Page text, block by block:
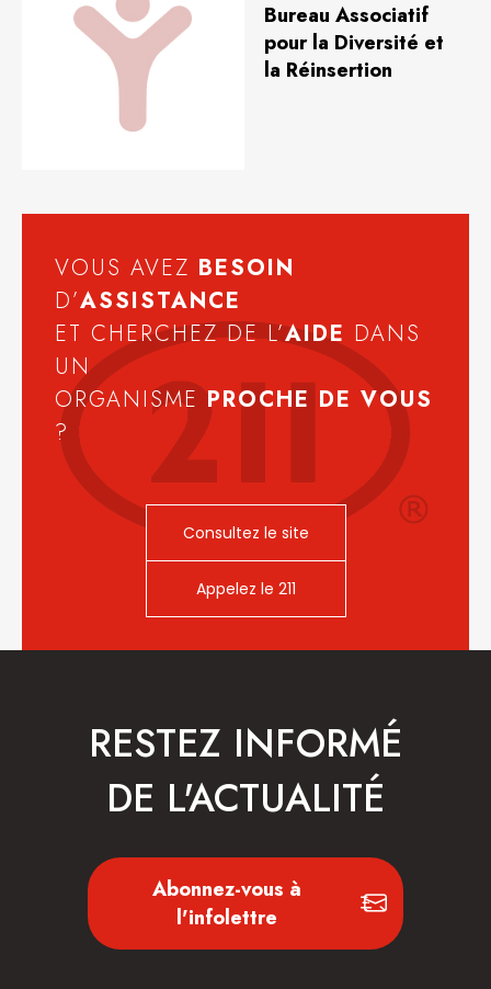
Bureau Associatif
pour la Diversité et
la Réinsertion
VOUS AVEZ BESOIN
D’ASSISTANCE
ET CHERCHEZ DE L’AIDE DANS
UN
ORGANISMEPROCHE DE VOUS
?
Consultez le site
Appelez le 211
RESTEZ INFORMÉ
DE L'ACTUALITÉ
Abonnez-vous à
l'infolettre